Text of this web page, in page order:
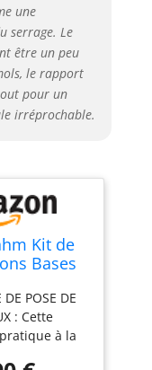
croisillons
rupture
: Depuis
entreprise
des
et
qualité
une
serrage. Le
être un peu
le rapport
pour un
irréprochable.
Kit de
Bases
Pièces,
I
pour
DE POSE DE
: Cette
à la